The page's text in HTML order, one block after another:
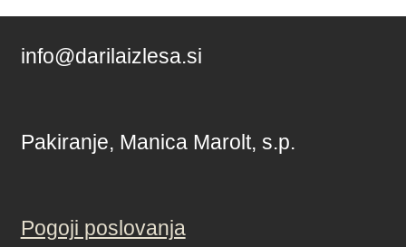
info@darilaizlesa.si
Pakiranje, Manica Marolt, s.p.
Pogoji poslovanja